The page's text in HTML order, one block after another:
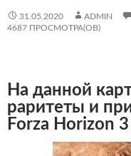
31.05.2020 ADMIN
4687 ПРОСМОТРА(ОВ)
На данной
раритеты и
Forza Horizon 3